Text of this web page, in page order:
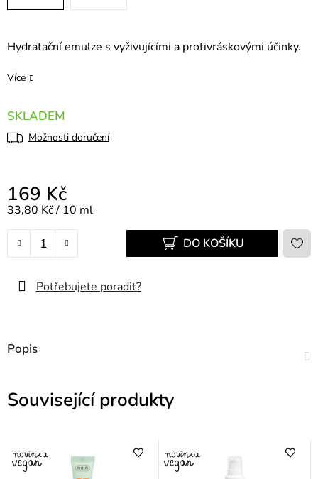
Hydratační emulze s vyživujícími a protivráskovými účinky.
Více
SKLADEM
Možnosti doručení
169 Kč
Měrná cena:
33,80 Kč / 10 ml
DO KOŠÍKU
Potřebujete poradit?
Popis
Související produkty